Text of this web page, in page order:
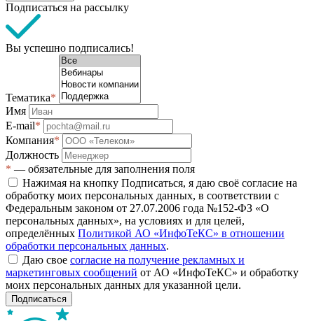
Подписаться на рассылку
Вы успешно подписались!
Тематика*
Имя
E-mail*
Компания*
Должность
* — обязательные для заполнения поля
Нажимая на кнопку Подписаться, я даю своё согласие на
обработку моих персональных данных, в соответствии с
Федеральным законом от 27.07.2006 года №152-ФЗ «О
персональных данных», на условиях и для целей,
определённых Политикой АО «ИнфоТеКС» в отношении
обработки персональных данных.
Даю свое согласие на получение рекламных и
маркетинговых сообщений от АО «ИнфоТеКС» и обработку
моих персональных данных для указанной цели.
Подписаться